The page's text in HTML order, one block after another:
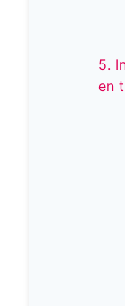
5.
en